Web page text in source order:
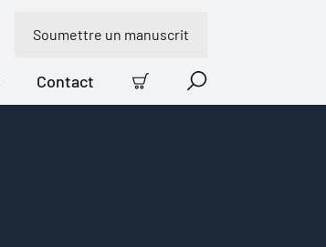
Soumettre un manuscrit
Contact
Panier Recherche